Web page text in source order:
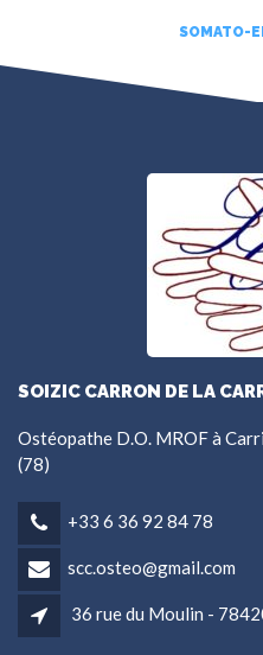
SOMATO-
SOIZIC CARRON DE LA
Ostéopathe D.O. MROF à
(78)
+33 6 36 92 84 78
scc.osteo@gmail.com
36 rue du Moulin -